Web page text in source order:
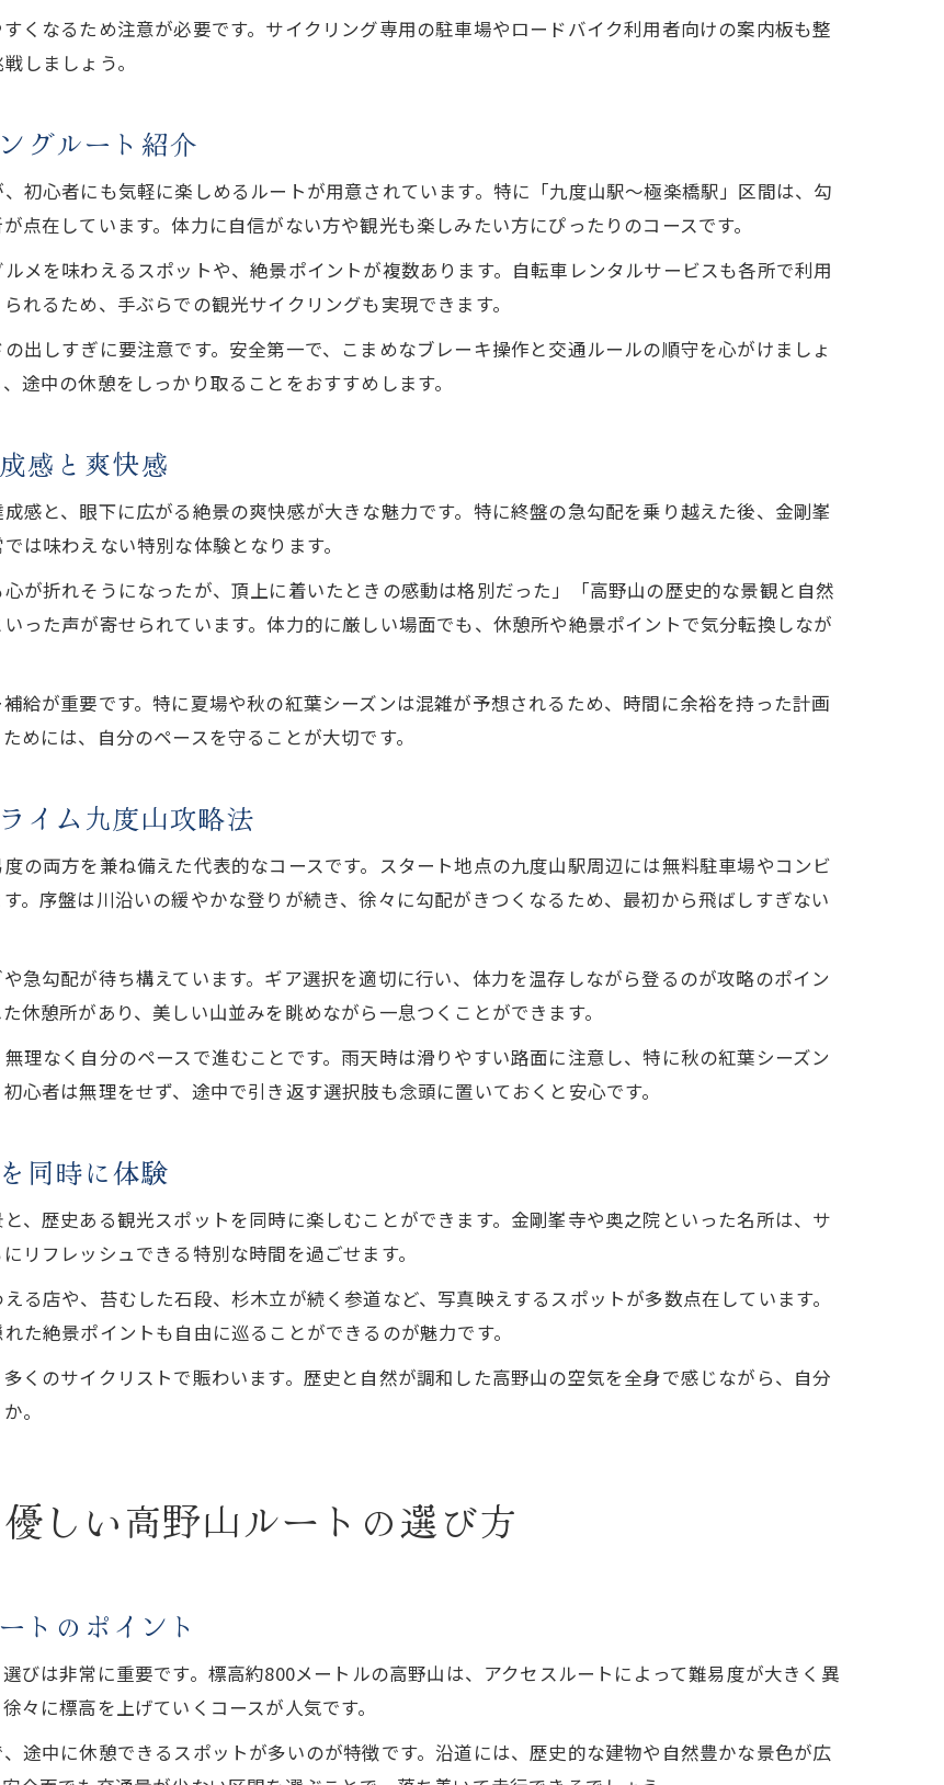
高野山サイクリングで自己記録を更新する準備法
ヒルクライム難易度別高野山サイクリングのコツ
高野山サイクリングで使える自転車レンタル活用術
高野山サイクリング初心者も安心のレンタル選び
高野山サイクリングで効率良く観光地を巡る方法
高野山ならではのサイクル旅の魅力
秋限定の高野山サイクリング絶景とベストシーズン
高野山サイクリングで味わう紅葉ヒルクライム体験
高野山サイクリングの秋季限定イベント情報
秋に人気の高野山ヒルクライムで感動体験を
山サイクリングで得る忘れられない達成感
高野山サイクリング達成感が心に残る理由
高野山ヒルクライム体験が人生観を変える瞬間
高野山サイクリングで得られる自己成長の実感
仲間と味わう高野山サイクリングの思い出作り
くなるため注意が必要です。サイクリング専用の駐車場やロードバイク利用者向けの案内板も整
しましょう。
グルート紹介
初心者にも気軽に楽しめるルートが用意されています。特に「九度山駅～極楽橋駅」区間は、勾
点在しています。体力に自信がない方や観光も楽しみたい方にぴったりのコースです。
メを味わえるスポットや、絶景ポイントが複数あります。自転車レンタルサービスも各所で利用
れるため、手ぶらでの観光サイクリングも実現できます。
出しすぎに要注意です。安全第一で、こまめなブレーキ操作と交通ルールの順守を心がけましょ
途中の休憩をしっかり取ることをおすすめします。
感と爽快感
感と、眼下に広がる絶景の爽快感が大きな魅力です。特に終盤の急勾配を乗り越えた後、金剛峯
は味わえない特別な体験となります。
が折れそうになったが、頂上に着いたときの感動は格別だった」「高野山の歴史的な景観と自然
った声が寄せられています。体力的に厳しい場面でも、休憩所や絶景ポイントで気分転換しなが
給が重要です。特に夏場や秋の紅葉シーズンは混雑が予想されるため、時間に余裕を持った計画
めには、自分のペースを守ることが大切です。
イム九度山攻略法
の両方を兼ね備えた代表的なコースです。スタート地点の九度山駅周辺には無料駐車場やコンビ
。序盤は川沿いの緩やかな登りが続き、徐々に勾配がきつくなるため、最初から飛ばしすぎない
急勾配が待ち構えています。ギア選択を適切に行い、体力を温存しながら登るのが攻略のポイン
休憩所があり、美しい山並みを眺めながら一息つくことができます。
理なく自分のペースで進むことです。雨天時は滑りやすい路面に注意し、特に秋の紅葉シーズン
心者は無理をせず、途中で引き返す選択肢も念頭に置いておくと安心です。
同時に体験
、歴史ある観光スポットを同時に楽しむことができます。金剛峯寺や奥之院といった名所は、サ
リフレッシュできる特別な時間を過ごせます。
る店や、苔むした石段、杉木立が続く参道など、写真映えするスポットが多数点在しています。
た絶景ポイントも自由に巡ることができるのが魅力です。
くのサイクリストで賑わいます。歴史と自然が調和した高野山の空気を全身で感じながら、自分
。
しい高野山ルートの選び方
トのポイント
びは非常に重要です。標高約800メートルの高野山は、アクセスルートによって難易度が大きく異
々に標高を上げていくコースが人気です。
途中に休憩できるスポットが多いのが特徴です。沿道には、歴史的な建物や自然豊かな景色が広